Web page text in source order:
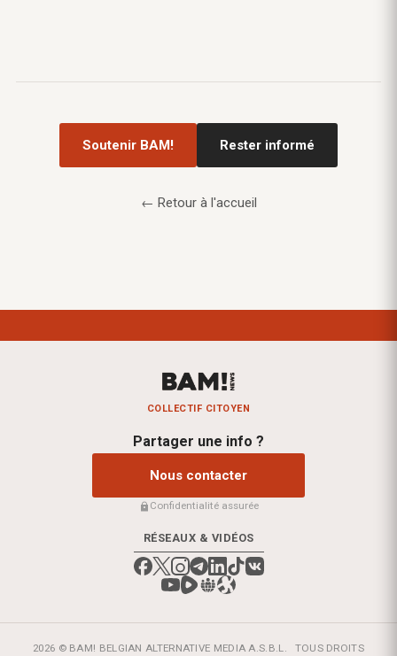
Soutenir BAM! Rester informé
← Retour à l'accueil
COLLECTIF CITOYEN
Partager une info ?
Nous contacter
Confidentialité assurée
RÉSEAUX & VIDÉOS
2026 © BAM! BELGIAN ALTERNATIVE MEDIA A.S.B.L. TOUS DROITS